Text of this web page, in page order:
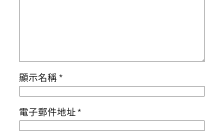
顯示名稱*
電子郵件地址*